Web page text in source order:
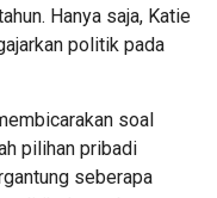
Hanya saja, Katie
politik pada
soal
pilihan pribadi
seberapa